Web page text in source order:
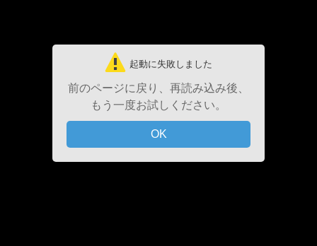
起動に失敗しました
前のページに戻り、再読み込み後、
もう一度お試しください。
OK